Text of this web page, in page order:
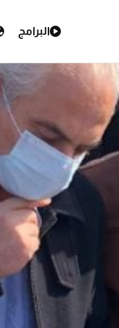
البرامج